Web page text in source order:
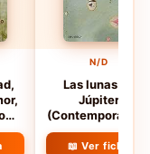
N/D
Las lunas de
Júpiter
(Contemporánea)
📖 Ver ficha